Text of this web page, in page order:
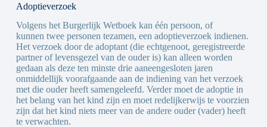
Adoptieverzoek
Volgens het Burgerlijk Wetboek kan één persoon, of
kunnen twee personen tezamen, een adoptieverzoek indienen.
Het verzoek door de adoptant (die echtgenoot, geregistreerde
partner of levensgezel van de ouder is) kan alleen worden
gedaan als deze ten minste drie aaneengesloten jaren
onmiddellijk voorafgaande aan de indiening van het verzoek
met die ouder heeft samengeleefd. Verder moet de adoptie in
het belang van het kind zijn en moet redelijkerwijs te voorzien
zijn dat het kind niets meer van de andere ouder (vader) heeft
te verwachten.